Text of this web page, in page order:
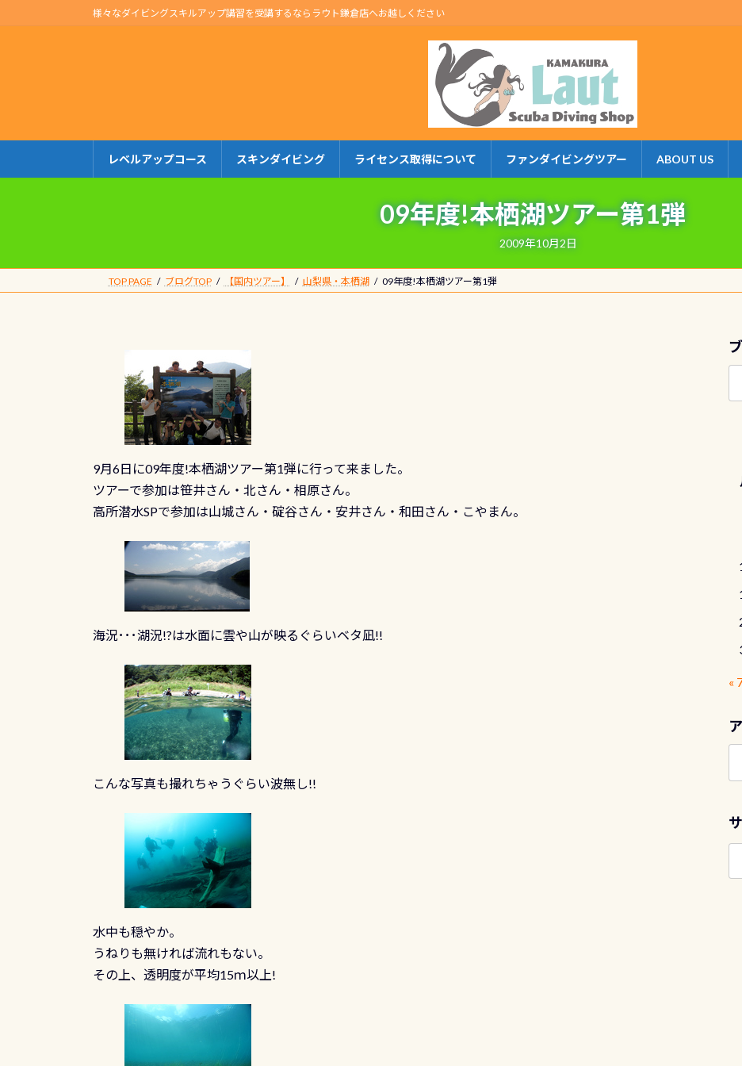
ン
キ
プ
ビ
に
動
様々なダイビングスキルアップ講習を受講するならラウト鎌倉店へお越しください
レベルアップコース スキンダイビング ライセンス取得について ファンダイビングツアー ABOUT US
09年度!本栖湖ツアー第1弾
2009年10月2日
TOP PAGE ブログTOP 【国内ツアー】 山梨県・本栖湖 09年度!本栖湖ツアー第1弾
9月6日に09年度!本栖湖ツアー第1弾に行って来ました。
ツアーで参加は笹井さん・北さん・相原さん。
高所潜水SPで参加は山城さん・碇谷さん・安井さん・和田さん・こやまん。
海況･･･湖況!?は水面に雲や山が映るぐらいベタ凪!!
こんな写真も撮れちゃうぐらい波無し!!
水中も穏やか。
うねりも無ければ流れもない。
その上、透明度が平均15ｍ以上!
ブ
グ
«
ア
カ
ブ